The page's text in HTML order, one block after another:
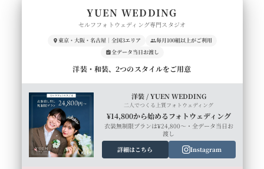
YUEN WEDDING
セルフフォトウェディング専門スタジオ
東京・大阪・名古屋｜全国3エリア
毎月100組以上がご利用
全データ当日お渡し
洋装・和装、2つのスタイルをご用意
洋装 / YUEN WEDDING
二人でつくる上質フォトウェディング
¥14,800から始めるフォトウェディング
衣装無制限プランは¥24,800〜・全データ当日お
渡し
詳細はこちら
Instagram